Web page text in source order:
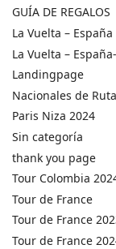
GUÍA DE REGALOS
La Vuelta –
La Vuelta –
Landingpage
Nacionales de
Paris Niza 2024
Sin categoría
thank you page
Tour Colombia
Tour de France
Tour de France
Tour de France